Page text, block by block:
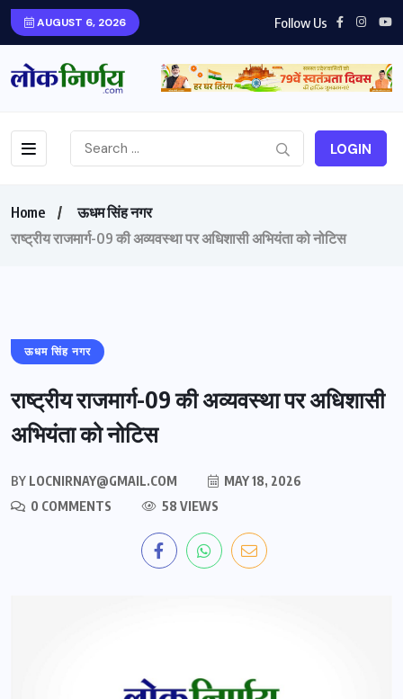
AUGUST 6, 2026 Follow Us
LOGIN
Home
ऊधम सिंह नगर
राष्ट्रीय राजमार्ग-09 की अव्यवस्था पर अधिशासी अभियंता को नोटिस
ऊधम सिंह नगर
राष्ट्रीय राजमार्ग-09 की अव्यवस्था पर अधिशासी
अभियंता को नोटिस
BY LOCNIRNAY@GMAIL.COM
MAY 18, 2026
0 COMMENTS
58 VIEWS